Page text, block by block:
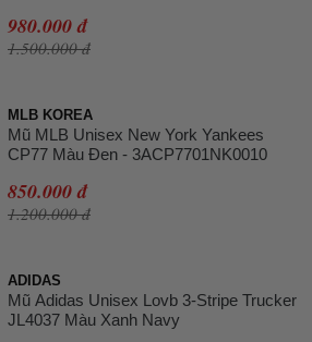
980.000 đ
1.500.000 đ
MLB KOREA
Mũ MLB Unisex New York Yankees
CP77 Màu Đen - 3ACP7701NK0010
850.000 đ
1.200.000 đ
ADIDAS
Mũ Adidas Unisex Lovb 3-Stripe Trucker
JL4037 Màu Xanh Navy